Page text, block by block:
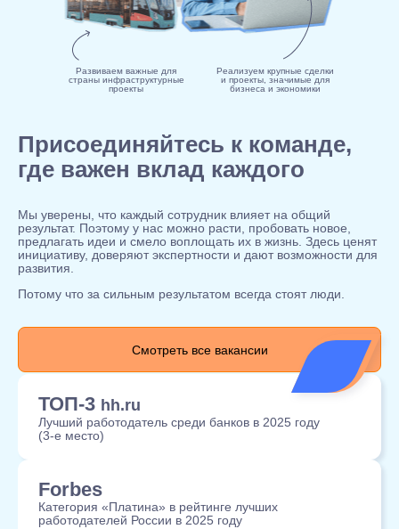
Развиваем важные для
страны инфраструктурные
проекты
Реализуем крупные сделки
и проекты, значимые для
бизнеса и экономики
Присоединяйтесь к команде,
где важен вклад каждого
Мы уверены, что каждый сотрудник влияет на общий
результат. Поэтому у нас можно расти, пробовать новое,
предлагать идеи и смело воплощать их в жизнь. Здесь ценят
инициативу, доверяют экспертности и дают возможности для
развития.
Потому что за сильным результатом всегда стоят люди.
Смотреть все вакансии
ТОП-3 hh.ru
Лучший работодатель среди банков в 2025 году
(3‑е место)
Forbes
Категория «Платина» в рейтинге лучших
работодателей России в 2025 году